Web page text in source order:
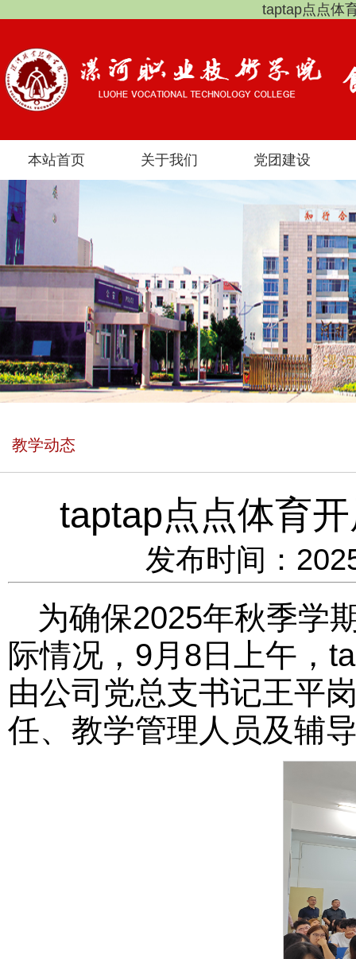
taptap点点体
本站首页 关于我们 党团建设
教学动态
taptap点点体育
发布时间：
为确保2025年秋季学
际情况，9月8日上午，
由公司党总支书记王平
任、教学管理人员及辅